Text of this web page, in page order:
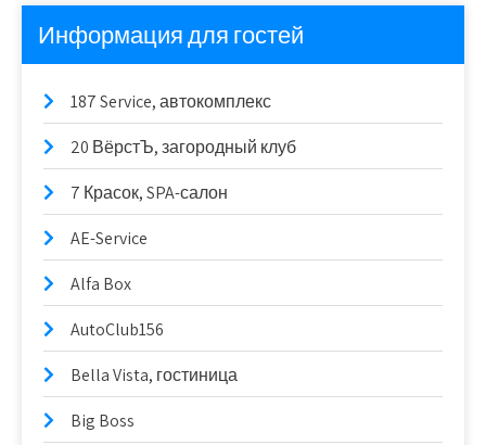
Информация для гостей
187 Service, автокомплекс
20 ВёрстЪ, загородный клуб
7 Красок, SPA-салон
AE-Service
Alfa Box
AutoClub156
Bella Vista, гостиница
Big Boss